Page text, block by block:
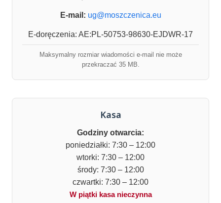
E-mail: ug@moszczenica.eu
E-doręczenia: AE:PL-50753-98630-EJDWR-17
Maksymalny rozmiar wiadomości e-mail nie może
przekraczać 35 MB.
Kasa
Godziny otwarcia:
poniedziałki: 7:30 – 12:00
wtorki: 7:30 – 12:00
środy: 7:30 – 12:00
czwartki: 7:30 – 12:00
W piątki kasa nieczynna